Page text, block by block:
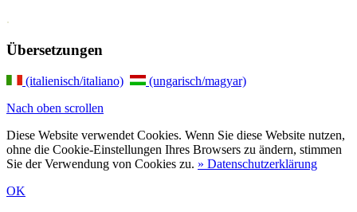
.
Übersetzungen
(italienisch/italiano)
(ungarisch/magyar)
Nach oben scrollen
Diese Website verwendet Cookies. Wenn Sie diese Website nutzen,
ohne die Cookie-Einstellungen Ihres Browsers zu ändern, stimmen
Sie der Verwendung von Cookies zu. » Datenschutzerklärung
OK